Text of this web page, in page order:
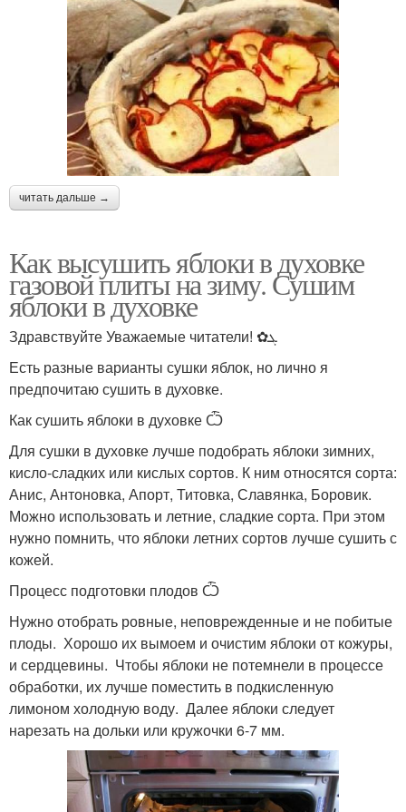
читать дальше →
Как высушить яблоки в духовке
газовой плиты на зиму. Сушим
яблоки в духовке
Здравствуйте Уважаемые читатели! ✿ܓ
Есть разные варианты сушки яблок, но лично я
предпочитаю сушить в духовке.
Как сушить яблоки в духовке Ѽ
Для сушки в духовке лучше подобрать яблоки зимних,
кисло-сладких или кислых сортов. К ним относятся сорта:
Анис, Антоновка, Апорт, Титовка, Славянка, Боровик.
Можно использовать и летние, сладкие сорта. При этом
нужно помнить, что яблоки летних сортов лучше сушить с
кожей.
Процесс подготовки плодов Ѽ
Нужно отобрать ровные, неповрежденные и не побитые
плоды. Хорошо их вымоем и очистим яблоки от кожуры,
и сердцевины. Чтобы яблоки не потемнели в процессе
обработки, их лучше поместить в подкисленную
лимоном холодную воду. Далее яблоки следует
нарезать на дольки или кружочки 6-7 мм.